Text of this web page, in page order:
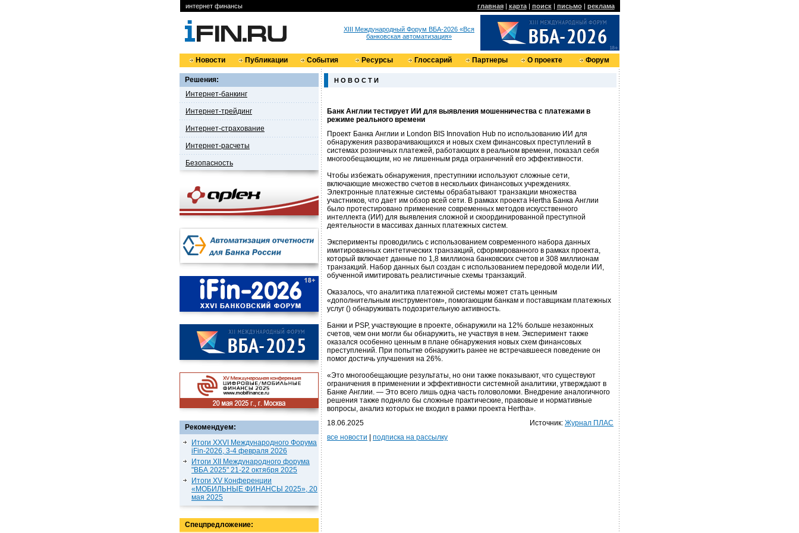
интернет финансы главная| карта| поиск| письмо| реклама
XIII Международный Форум ВБА-2026 «Вся
банковская автоматизация»
Новости Публикации События Ресурсы Глоссарий Партнеры О проекте Форум
Решения:
Интернет-банкинг
Интернет-трейдинг
Интернет-страхование
Интернет-расчеты
Безопасность
Рекомендуем:
Итоги XXVI Международного Форума
iFin-2026, 3-4 февраля 2026
Итоги XII Международного форума
"ВБА 2025" 21-22 октября 2025
Итоги XV Конференции
«МОБИЛЬНЫЕ ФИНАНСЫ 2025», 20
мая 2025
Спецпредложение:
Н О В О С Т И
Банк Англии тестирует ИИ для выявления мошенничества с платежами в
режиме реального времени
Проект Банка Англии и London BIS Innovation Hub по использованию ИИ для
обнаружения разворачивающихся и новых схем финансовых преступлений в
системах розничных платежей, работающих в реальном времени, показал себя
многообещающим, но не лишенным ряда ограничений его эффективности.
Чтобы избежать обнаружения, преступники используют сложные сети,
включающие множество счетов в нескольких финансовых учреждениях.
Электронные платежные системы обрабатывают транзакции множества
участников, что дает им обзор всей сети. В рамках проекта Hertha Банка Англии
было протестировано применение современных методов искусственного
интеллекта (ИИ) для выявления сложной и скоординированной преступной
деятельности в массивах данных платежных систем.
Эксперименты проводились с использованием современного набора данных
имитированных синтетических транзакций, сформированного в рамках проекта,
который включает данные по 1,8 миллиона банковских счетов и 308 миллионам
транзакций. Набор данных был создан с использованием передовой модели ИИ,
обученной имитировать реалистичные схемы транзакций.
Оказалось, что аналитика платежной системы может стать ценным
«дополнительным инструментом», помогающим банкам и поставщикам платежных
услуг () обнаруживать подозрительную активность.
Банки и PSP, участвующие в проекте, обнаружили на 12% больше незаконных
счетов, чем они могли бы обнаружить, не участвуя в нем. Эксперимент также
оказался особенно ценным в плане обнаружения новых схем финансовых
преступлений. При попытке обнаружить ранее не встречавшееся поведение он
помог достичь улучшения на 26%.
«Это многообещающие результаты, но они также показывают, что существуют
ограничения в применении и эффективности системной аналитики, утверждают в
Банке Англии. — Это всего лишь одна часть головоломки. Внедрение аналогичного
решения также подняло бы сложные практические, правовые и нормативные
вопросы, анализ которых не входил в рамки проекта Hertha».
18.06.2025
Источник: Журнал ПЛАС
все новости
подписка на рассылку